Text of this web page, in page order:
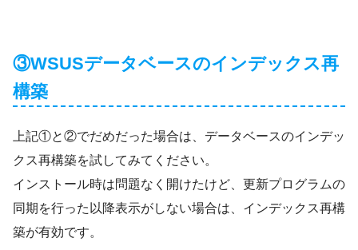
③WSUSデータベースのインデックス再
構築
上記①と②でだめだった場合は、データベースのインデッ
クス再構築を試してみてください。
インストール時は問題なく開けたけど、更新プログラムの
同期を行った以降表示がしない場合は、インデックス再構
築が有効です。